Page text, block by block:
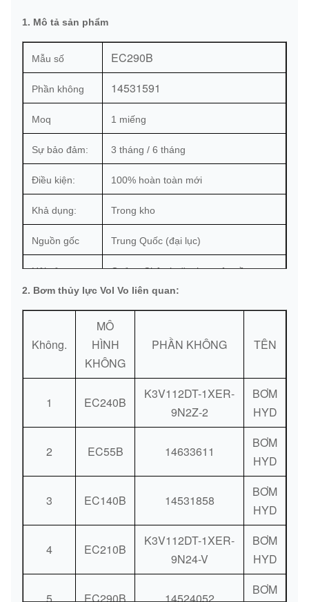
1. Mô tả sản phẩm
Mẫu số EC290B
Phần không 14531591
Moq 1 miếng
Sự bảo đảm: 3 tháng / 6 tháng
Điều kiện: 100% hoàn toàn mới
Khả dụng: Trong kho
Nguồn gốc Trung Quốc (đại lục)
Hải cảng: Quảng Châu hoặc theo yêu cầu
Phương thức
chuyển hàng không / Vận chuyển
đường biển
Phương thức
Ngân hàng / Western Union / Paypal
2. Bơm thủy lực Vol Vo liên quan:
Không.
MÔ
HÌNH
KHÔNG
PHẦN KHÔNG TÊN
1 EC240B
K3V112DT-1XER-
9N2Z-2
BƠM
HYD
2 EC55B 14633611
BƠM
HYD
3 EC140B 14531858
BƠM
HYD
4 EC210B
K3V112DT-1XER-
9N24-V
BƠM
HYD
5 EC290B 14524052
BƠM